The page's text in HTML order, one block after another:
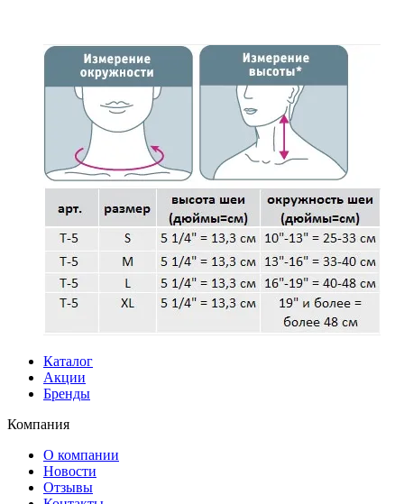
Каталог
Акции
Бренды
Компания
О компании
Новости
Отзывы